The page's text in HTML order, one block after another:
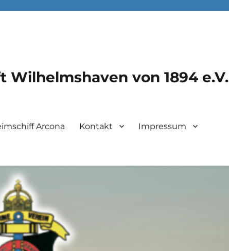
Wilhelmshaven von 1894 e.V.
Arcona Kontakt Impressum